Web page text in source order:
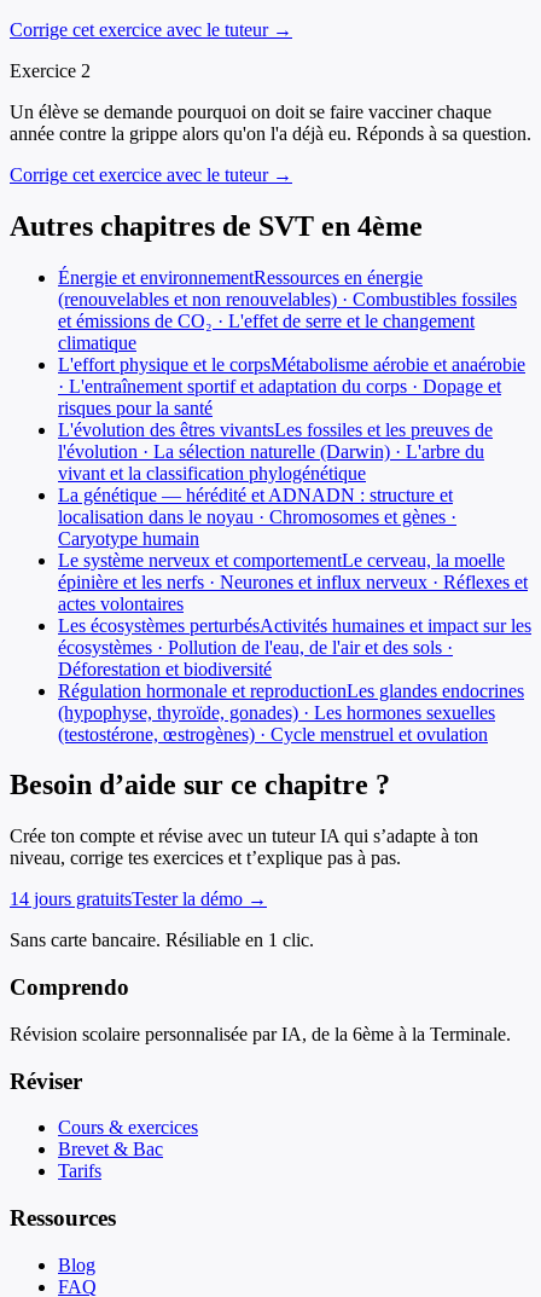
Corrige cet exercice avec le tuteur →
Exercice 2
Un élève se demande pourquoi on doit se faire vacciner chaque
année contre la grippe alors qu'on l'a déjà eu. Réponds à sa question.
Corrige cet exercice avec le tuteur →
Autres chapitres de SVT en 4ème
Énergie et environnementRessources en énergie
(renouvelables et non renouvelables) · Combustibles fossiles
et émissions de CO₂ · L'effet de serre et le changement
climatique
L'effort physique et le corpsMétabolisme aérobie et anaérobie
· L'entraînement sportif et adaptation du corps · Dopage et
risques pour la santé
L'évolution des êtres vivantsLes fossiles et les preuves de
l'évolution · La sélection naturelle (Darwin) · L'arbre du
vivant et la classification phylogénétique
La génétique — hérédité et ADNADN : structure et
localisation dans le noyau · Chromosomes et gènes ·
Caryotype humain
Le système nerveux et comportementLe cerveau, la moelle
épinière et les nerfs · Neurones et influx nerveux · Réflexes et
actes volontaires
Les écosystèmes perturbésActivités humaines et impact sur les
écosystèmes · Pollution de l'eau, de l'air et des sols ·
Déforestation et biodiversité
Régulation hormonale et reproductionLes glandes endocrines
(hypophyse, thyroïde, gonades) · Les hormones sexuelles
(testostérone, œstrogènes) · Cycle menstruel et ovulation
Besoin d’aide sur ce chapitre ?
Crée ton compte et révise avec un tuteur IA qui s’adapte à ton
niveau, corrige tes exercices et t’explique pas à pas.
14 jours gratuitsTester la démo →
Sans carte bancaire. Résiliable en 1 clic.
Comprendo
Révision scolaire personnalisée par IA, de la 6ème à la Terminale.
Réviser
Cours & exercices
Brevet & Bac
Tarifs
Ressources
Blog
FAQ